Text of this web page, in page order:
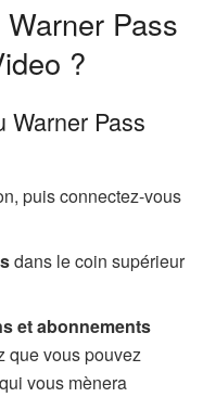
Pass
?
Warner Pass
puis connectez-vous
dans le coin supérieur
et abonnements
que vous pouvez
qui vous mènera